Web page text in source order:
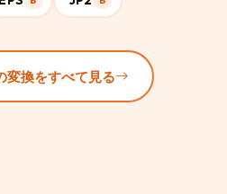
換をすべて見る